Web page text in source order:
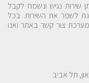
שירות נגיש ונשמח לקבל
לשפר את השירות. בכל
צור קשר באתר ואנו